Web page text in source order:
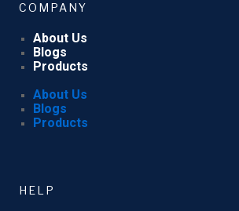
COMPANY
About Us
Blogs
Products
About Us
Blogs
Products
HELP